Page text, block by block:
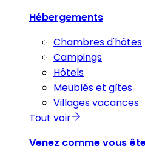
Hébergements
Chambres d'hôtes
Campings
Hôtels
Meublés et gîtes
Villages vacances
Tout voir
Venez comme vous